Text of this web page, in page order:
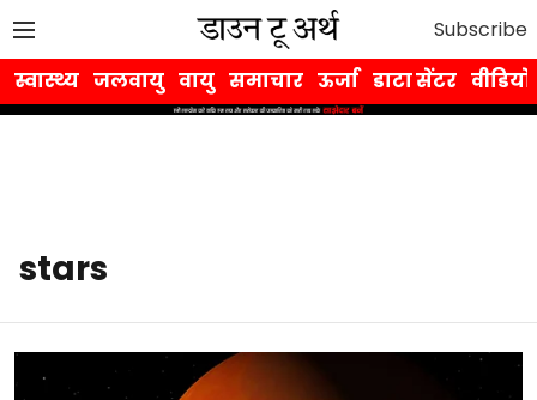
Subscribe
स्वास्थ्य जलवायु वायु समाचार ऊर्जा डाटा सेंटर वीडियो
stars